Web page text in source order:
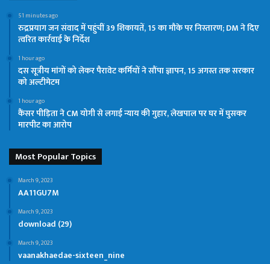
51 minutes ago
रुद्रप्रयाग जन संवाद में पहुंचीं 39 शिकायतें, 15 का मौके पर निस्तारण; DM ने दिए
त्वरित कार्रवाई के निर्देश
1 hour ago
दस सूत्रीय मांगों को लेकर पैरावेट कर्मियों ने सौंपा ज्ञापन, 15 अगस्त तक सरकार
को अल्टीमेटम
1 hour ago
कैंसर पीड़िता ने CM योगी से लगाई न्याय की गुहार, लेखपाल पर घर में घुसकर
मारपीट का आरोप
Most Popular Topics
March 9, 2023
AA11GU7M
March 9, 2023
download (29)
March 9, 2023
vaanakhaedae-sixteen_nine